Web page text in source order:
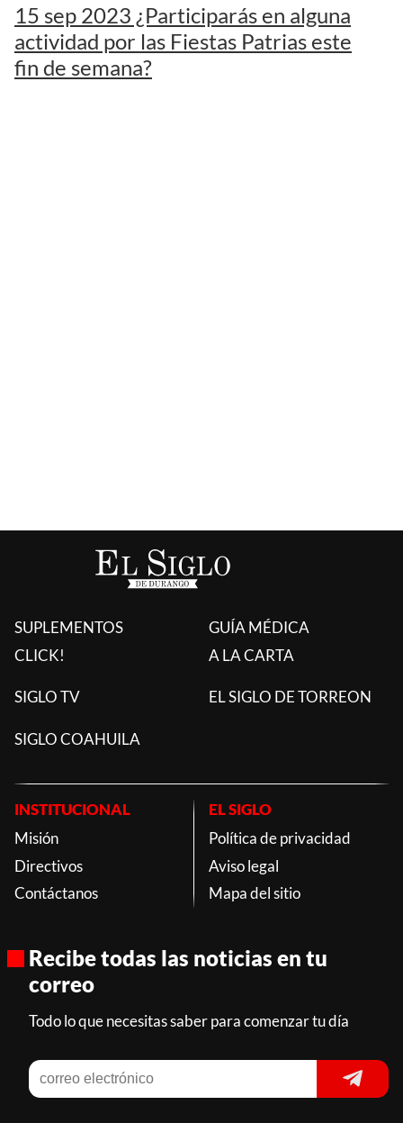
15 sep 2023 ¿Participarás en alguna
actividad por las Fiestas Patrias este
fin de semana?
SUPLEMENTOS
CLICK!
GUÍA MÉDICA
A LA CARTA
SIGLO TV EL SIGLO DE TORREON
SIGLO COAHUILA
INSTITUCIONAL
Misión
Directivos
Contáctanos
EL SIGLO
Política de privacidad
Aviso legal
Mapa del sitio
Recibe todas las noticias en tu
correo
Todo lo que necesitas saber para comenzar tu día